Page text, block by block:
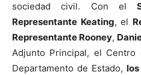
sociedad civil. Con el
Representante Keating, el
Representante Rooney,
Adjunto Principal, el Centro
Departamento de Estado,